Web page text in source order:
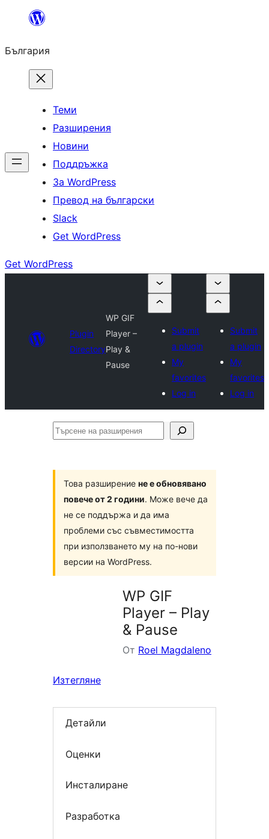
България
Теми
Разширения
Новини
Поддръжка
За WordPress
Превод на български
Slack
Get WordPress
Get WordPress
Plugin
Directory
WP GIF
Player –
Play &
Pause
Submit
a plugin
My
favorites
Log in
Submit
a plugin
My
favorites
Log in
Търсене
Това разширение не е обновявано
повече от 2 години. Може вече да
не се поддържа и да има
проблеми със съвместимостта
при използването му на по-нови
версии на WordPress.
WP GIF
Player – Play
& Pause
От Roel Magdaleno
Изтегляне
Детайли
Оценки
Инсталиране
Разработка